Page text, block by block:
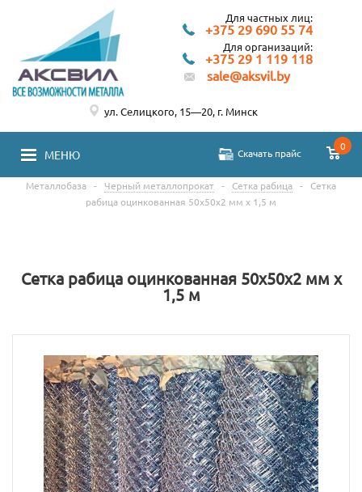
Для частных лиц:
+375 29 690 55 74
Для организаций:
+375 29 1 119 118
sale@aksvil.by
МЕНЮ Скачать прайс
0
ул. Селицкого, 15—20, г. Минск
Металлобаза - Черный металлопрокат - Сетка рабица -
Сетка
рабица оцинкованная 50х50х2 мм х 1,5 м
Сетка рабица оцинкованная 50х50х2 мм х
1,5 м